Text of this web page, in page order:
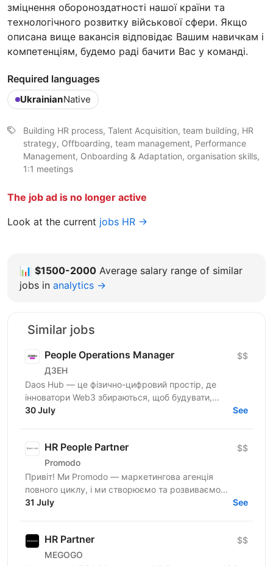
зміцнення обороноздатності нашої країни та
технологічного розвитку військової сфери. Якщо
описана вище вакансія відповідає Вашим навичкам і
компетенціям, будемо раді бачити Вас у команді.
Required languages
UkrainianNative
Building HR process, Talent Acquisition, team building, HR
strategy, Offboarding, team management, Performance
Management, Onboarding & Adaptation, organisation skills,
1:1 meetings
The job ad is no longer active
Look at the current jobs HR →
📊 $1500-2000 Average salary range of similar
jobs in analytics →
Similar jobs
People Operations Manager
ДЗЕН
$$
Daos Hub — це фізично-цифровий простір, де
інноватори Web3 збираються, щоб будувати,
співпрацювати та розвиватися. Наш флагманський
30 July See
HR People Partner
Promodo
$$
Привіт! Ми Promodo — маркетингова агенція
повного циклу, і ми створюємо та розвиваємо
лідерів ринку. Працюємо з великими клієнтами,
31 July See
HR Partner
MEGOGO
$$